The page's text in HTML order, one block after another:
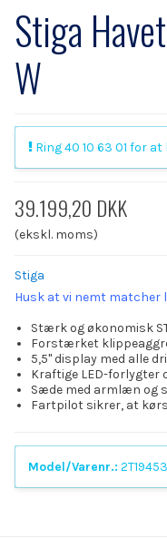
Stiga
W
Ring 40 10 63 01 for
39.199,20 DKK
(ekskl. moms)
Stiga
Husk at vi nemt matcher
Stærk og økonomisk
Forstærket
5,5" display med alle
Kraftige LED-forlygter
Sæde med armlæn og
Fartpilot sikrer, at
Model/Varenr.: